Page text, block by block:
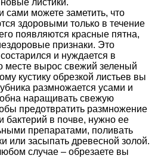
листики.
сами можете заметить, что
здоровыми только в течение
появляются красные пятна,
признаки. Это
и нуждается в
месте вырос свежий зеленый
кустику обрезкой листьев вы
размножается усами и
наращивать свежую
предотвратить размножение
бактерий в почве, нужно ее
препаратами, поливать
или засыпать древесной золой.
случае – обрезаете вы